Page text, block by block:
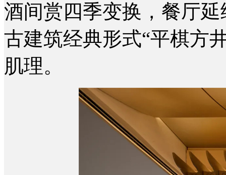
酒间赏四季变换，餐厅
古建筑经典形式“平棋方
肌理。